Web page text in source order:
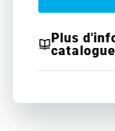
Plus
catalogue